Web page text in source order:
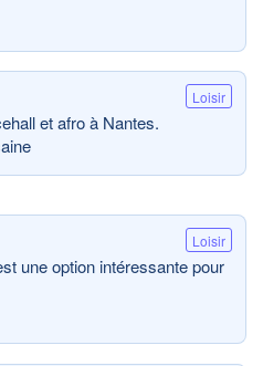
Loisir
et afro à Nantes.
Loisir
une option intéressante pour